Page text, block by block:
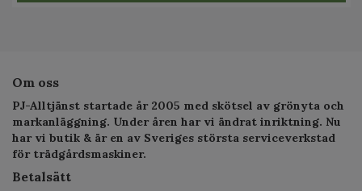
Om oss
PJ-Alltjänst startade år 2005 med skötsel av grönyta och
markanläggning. Under åren har vi ändrat inriktning. Nu
har vi butik & är en av Sveriges största serviceverkstad
för trädgårdsmaskiner.
Betalsätt